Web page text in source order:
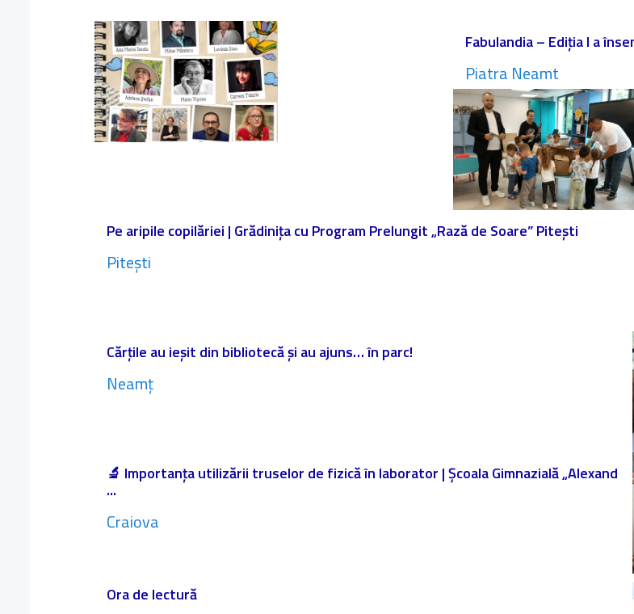
Fabulandia – Ediția I a
Piatra Neamt
Pe aripile copilăriei | Grădinița cu Program Prelungit „Rază de Soare” Pitești
Pitești
Cărțile au ieșit din bibliotecă și au ajuns… în parc!
Neamț
🔬 Importanța utilizării truselor de fizică în laborator | Școala Gimnazială „Alexand
...
Craiova
Ora de lectură